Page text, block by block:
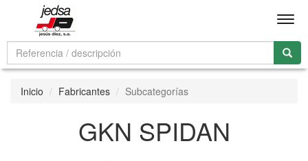
Inicio Fabricantes Subcategorías
GKN SPIDAN